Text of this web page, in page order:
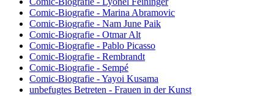
Comic-Biografie - Marina Abramovic
Comic-Biografie - Nam June Paik
Comic-Biografie - Otmar Alt
Comic-Biografie - Pablo Picasso
Comic-Biografie - Rembrandt
Comic-Biografie - Sempé
Comic-Biografie - Yayoi Kusama
unbefugtes Betreten - Frauen in der Kunst